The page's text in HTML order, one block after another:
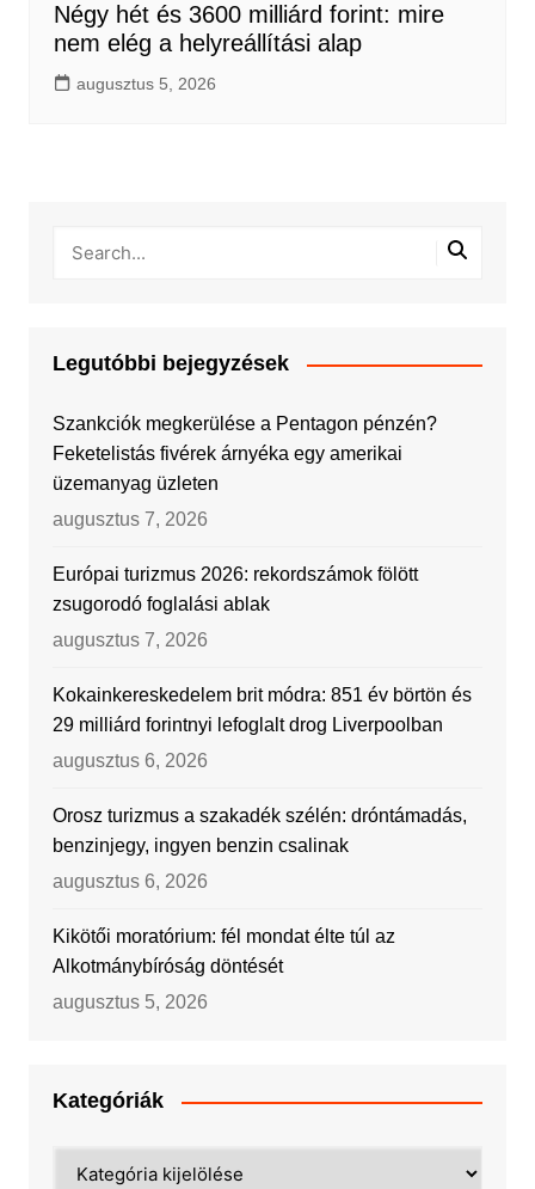
Négy hét és 3600 milliárd forint: mire
nem elég a helyreállítási alap
augusztus 5, 2026
Legutóbbi bejegyzések
Szankciók megkerülése a Pentagon pénzén?
Feketelistás fivérek árnyéka egy amerikai
üzemanyag üzleten
augusztus 7, 2026
Európai turizmus 2026: rekordszámok fölött
zsugorodó foglalási ablak
augusztus 7, 2026
Kokainkereskedelem brit módra: 851 év börtön és
29 milliárd forintnyi lefoglalt drog Liverpoolban
augusztus 6, 2026
Orosz turizmus a szakadék szélén: dróntámadás,
benzinjegy, ingyen benzin csalinak
augusztus 6, 2026
Kikötői moratórium: fél mondat élte túl az
Alkotmánybíróság döntését
augusztus 5, 2026
Kategóriák